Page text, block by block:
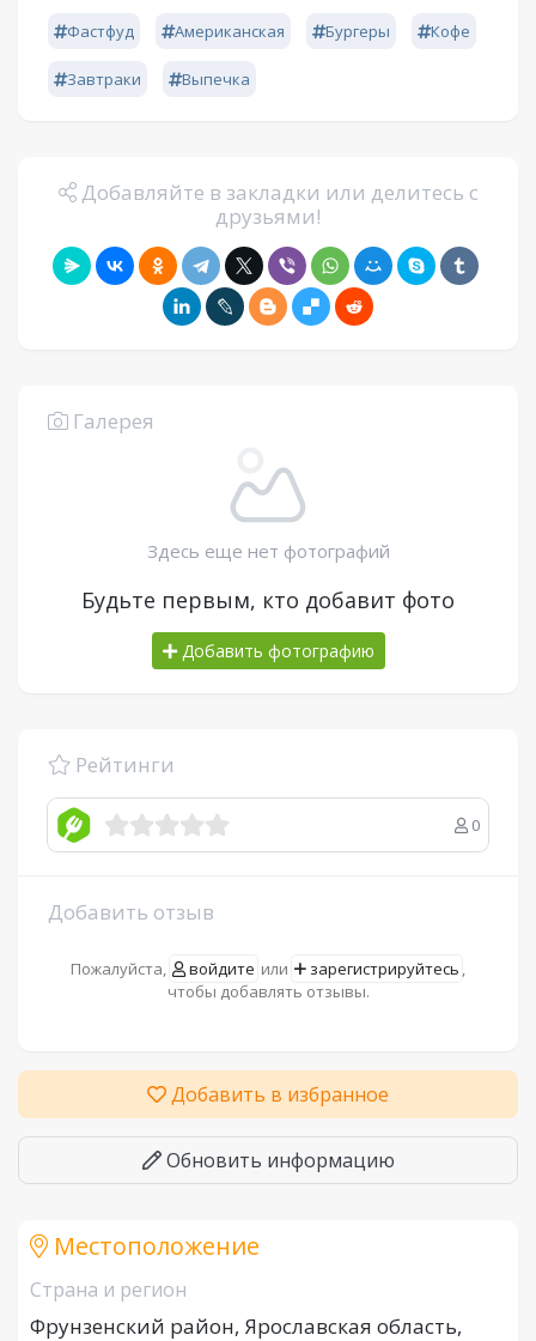
Фастфуд Американская Бургеры Кофе
Завтраки Выпечка
Добавляйте в закладки или делитесь с
друзьями!
Галерея
Здесь еще нет фотографий
Будьте первым, кто добавит фото
Добавить фотографию
Рейтинги
0
Добавить отзыв
Пожалуйста, войдите или зарегистрируйтесь ,
чтобы добавлять отзывы.
Добавить в избранное
Обновить информацию
Местоположение
Страна и регион
Фрунзенский район, Ярославская область,